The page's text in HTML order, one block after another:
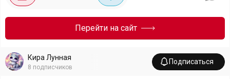
Перейти на сайт
Кира Лунная
8 подписчиков
Подписаться